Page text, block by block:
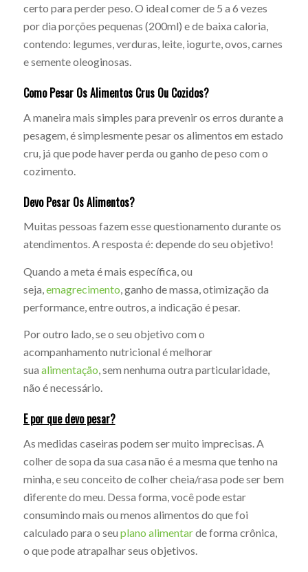
certo para perder peso. O ideal comer de 5 a 6 vezes
por dia porções pequenas (200ml) e de baixa caloria,
contendo: legumes, verduras, leite, iogurte, ovos, carnes
e semente oleoginosas.
Como Pesar Os Alimentos Crus Ou Cozidos?
A maneira mais simples para prevenir os erros durante a
pesagem, é simplesmente pesar os alimentos em estado
cru, já que pode haver perda ou ganho de peso com o
cozimento.
Devo Pesar Os Alimentos?
Muitas pessoas fazem esse questionamento durante os
atendimentos. A resposta é: depende do seu objetivo!
Quando a meta é mais específica, ou
seja, emagrecimento , ganho de massa, otimização da
performance, entre outros, a indicação é pesar.
Por outro lado, se o seu objetivo com o
acompanhamento nutricional é melhorar
sua alimentação, sem nenhuma outra particularidade,
não é necessário.
E por que devo pesar?
As medidas caseiras podem ser muito imprecisas. A
colher de sopa da sua casa não é a mesma que tenho na
minha, e seu conceito de colher cheia/rasa pode ser bem
diferente do meu. Dessa forma, você pode estar
consumindo mais ou menos alimentos do que foi
calculado para o seu plano alimentarde forma crônica,
o que pode atrapalhar seus objetivos.